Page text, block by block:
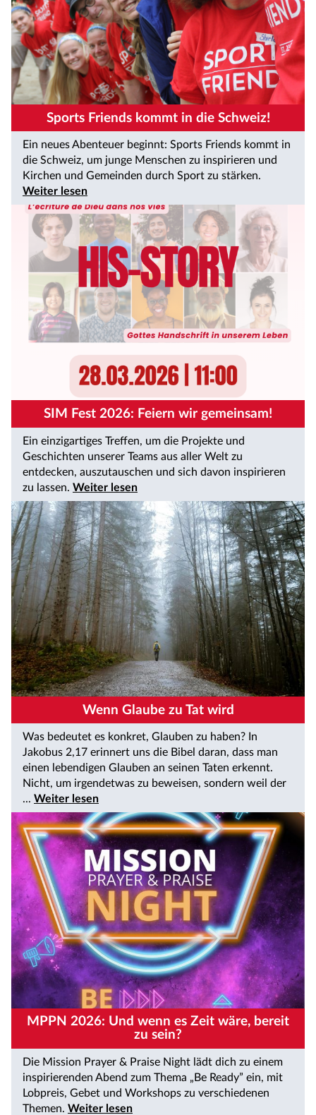
Sports Friends kommt in die Schweiz!
Ein neues Abenteuer beginnt: Sports Friends kommt in
die Schweiz, um junge Menschen zu inspirieren und
Kirchen und Gemeinden durch Sport zu stärken.
Weiter lesen
SIM Fest 2026: Feiern wir gemeinsam!
Ein einzigartiges Treffen, um die Projekte und
Geschichten unserer Teams aus aller Welt zu
entdecken, auszutauschen und sich davon inspirieren
zu lassen. Weiter lesen
Wenn Glaube zu Tat wird
Was bedeutet es konkret, Glauben zu haben? In
Jakobus 2,17 erinnert uns die Bibel daran, dass man
einen lebendigen Glauben an seinen Taten erkennt.
Nicht, um irgendetwas zu beweisen, sondern weil der
... Weiter lesen
MPPN 2026: Und wenn es Zeit wäre, bereit
zu sein?
Die Mission Prayer & Praise Night lädt dich zu einem
inspirierenden Abend zum Thema „Be Ready” ein, mit
Lobpreis, Gebet und Workshops zu verschiedenen
Themen. Weiter lesen